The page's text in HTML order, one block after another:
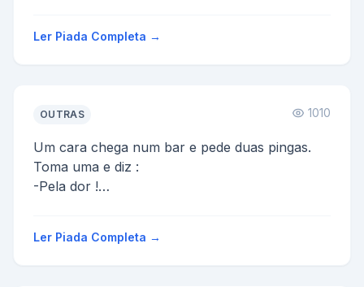
2- ISSO NAO È UM VE...
Ler Piada Completa →
OUTRAS 1010
Um cara chega num bar e pede duas pingas.
Toma uma e diz :
-Pela dor !
O cara repete o r...
Ler Piada Completa →